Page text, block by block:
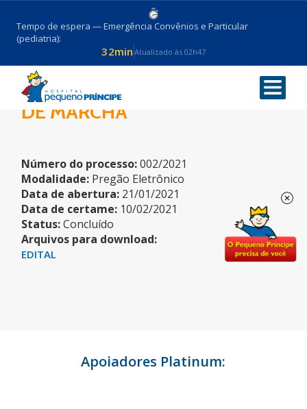
Tempo de espera — Emergência Convênios e Particular
(pediatria):
32min Atualizado às 02h47
IMPLANTAÇÃO LABORATÓRIO
DE MARCHA
Número do processo:002/2021
Modalidade: Pregão Eletrônico
Data de abertura: 21/01/2021
Data de certame: 10/02/2021
Status:Concluído
Arquivos para download:
EDITAL
Apoiadores Platinum: